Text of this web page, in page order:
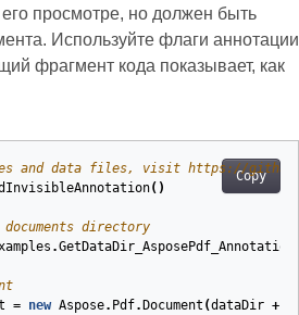
просмотре, но должен быть
Используйте флаги аннотации
фрагмент кода показывает, как
Copy
and data files, visit https://
( )
directory
.
= new Aspose. Pdf. Document (dataDir +